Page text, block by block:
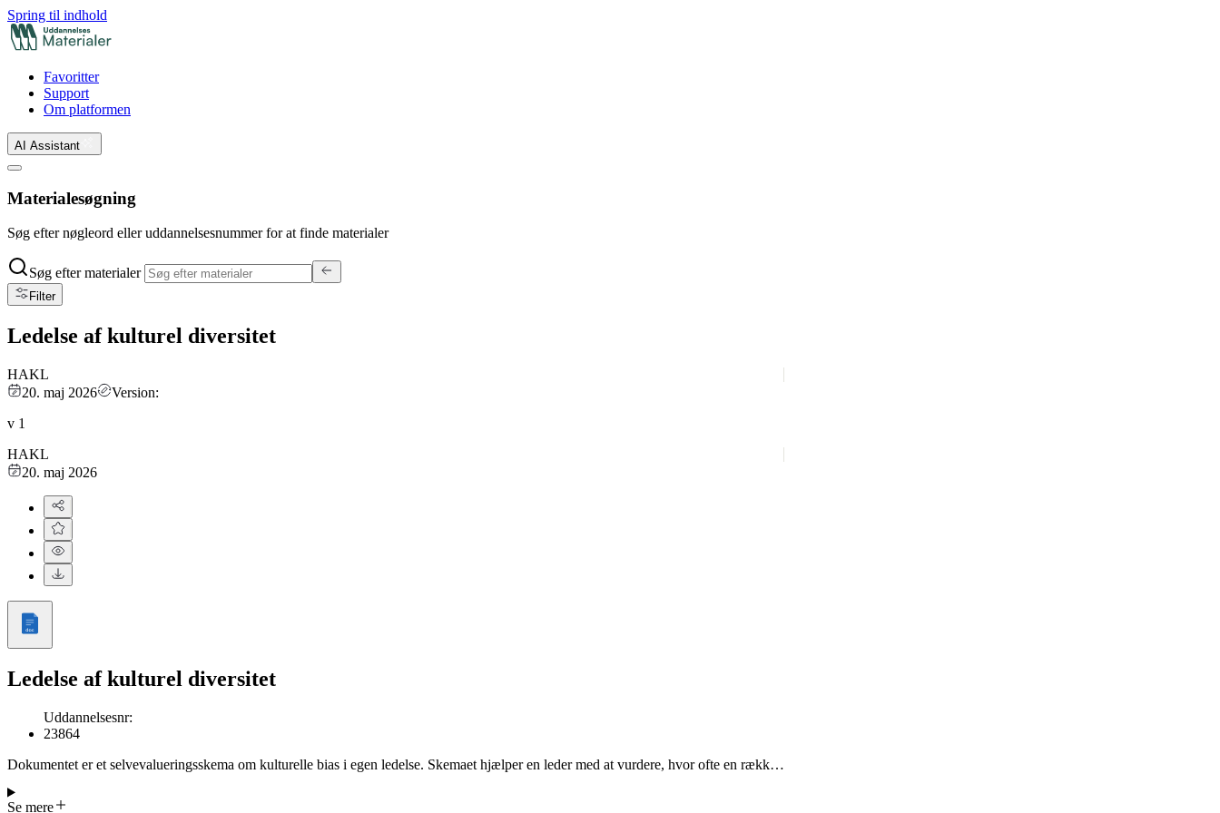
Spring til indhold
Favoritter
Support
Om platformen
AI Assistant
Materialesøgning
Søg efter nøgleord eller uddannelsesnummer for at finde materialer
Søg efter materialer
Filter
Ledelse af kulturel diversitet
HAKL
20. maj 2026
Version:
v 1
HAKL
20. maj 2026
Ledelse af kulturel diversitet
Uddannelsesnr:
23864
Dokumentet er et selvevalueringsskema om kulturelle bias i egen ledelse. Skemaet hjælper en leder med at vurdere, hvor ofte en række
Udsagnene er samlet i fem temaområder, der blandt andet handler om opmærksomhed og hurtige antagelser, kommunikation og
Se mere